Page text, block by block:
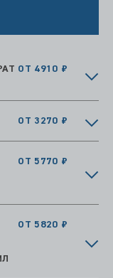
ОТ 4910 ₽
ОТ 3270 ₽
ОТ 5770 ₽
ОТ 5820 ₽